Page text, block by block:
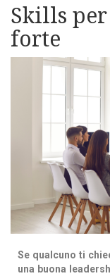
Skills
forte
Se qualcuno ti
una buona